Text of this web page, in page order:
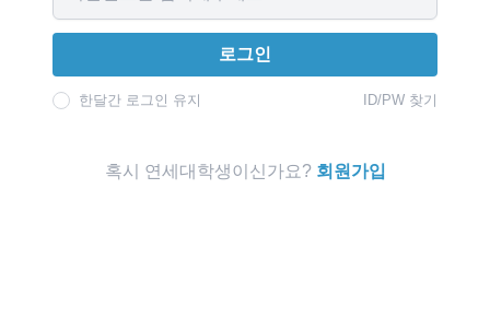
로그인
한달간 로그인 유지 ID/PW 찾기
혹시 연세대학생이신가요? 회원가입